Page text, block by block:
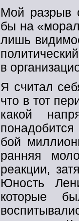
Мой разрыв
бы на
лишь
в
Я считал
что в тот
какой
бой
ранняя
реакции,
Юность
которые